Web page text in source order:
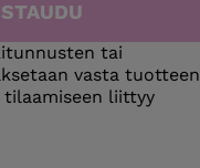
tai
vasta tuotteen
liittyy